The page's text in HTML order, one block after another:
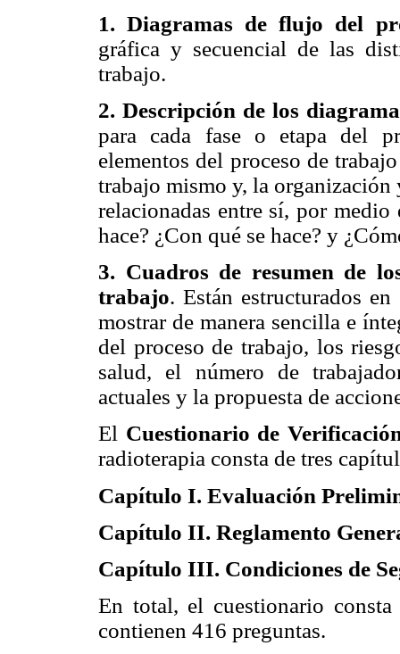
1. Diagramas de flujo del
gráfica y secuencial de las
trabajo.
2. Descripción de los
para cada fase o etapa del
elementos del proceso de
trabajo mismo y, la
relacionadas entre sí, por medio
hace? ¿Con qué se hace? y
3. Cuadros de resumen de
trabajo. Están estructurados
mostrar de manera sencilla e
del proceso de trabajo, los
salud, el número de
actuales y la propuesta de
El Cuestionario de
radioterapia consta de tres
Capítulo I. Evaluación
Capítulo II. Reglamento
Capítulo III. Condiciones de
En total, el cuestionario
contienen 416 preguntas.